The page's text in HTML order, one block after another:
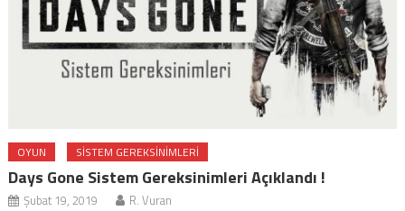
OYUN SISTEM GEREKSINIMLERI
Days Gone Sistem Gereksinimleri Açıklandı !
Şubat 19, 2019 R. Vuran